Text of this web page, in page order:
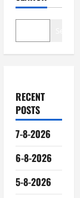
RECENT
POSTS
7-8-2026
6-8-2026
5-8-2026